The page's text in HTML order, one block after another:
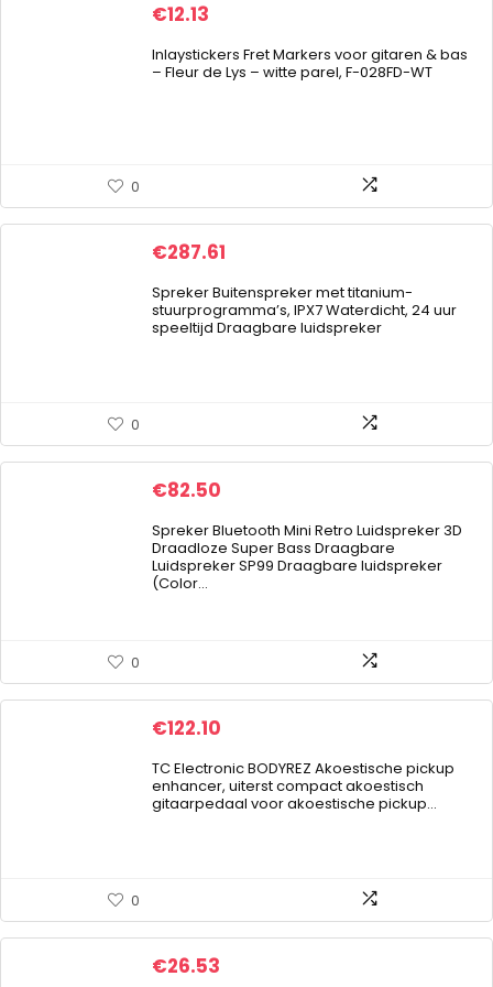
€12.13
Inlaystickers Fret Markers voor gitaren & bas
– Fleur de Lys – witte parel, F-028FD-WT
0
€287.61
Spreker Buitenspreker met titanium-
stuurprogramma’s, IPX7 Waterdicht, 24 uur
speeltijd Draagbare luidspreker
0
€82.50
Spreker Bluetooth Mini Retro Luidspreker 3D
Draadloze Super Bass Draagbare
Luidspreker SP99 Draagbare luidspreker
(Color…
0
€122.10
TC Electronic BODYREZ Akoestische pickup
enhancer, uiterst compact akoestisch
gitaarpedaal voor akoestische pickup…
0
€26.53